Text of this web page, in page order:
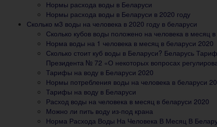
Нормы расхода воды в Беларуси
Нормы расхода воды в Беларуси в 2020 году
Сколько м3 воды на человека в 2020 году в беларуси
Сколько кубов воды положено на человека в месяц
Норма воды на 1 человека в месяц в беларуси 2020
Сколько стоит куб воды в Беларуси? Беларусь
Президента № 72 «О некоторых вопросах
Тарифы на воду в Беларуси 2020
Нормы потребления воды на человека в беларуси
Тарифы на воду в Беларуси
Расход воды на человека в месяц в беларуси 2020
Можно ли пить воду из-под крана
Норма Расхода Воды На Человека В Месяц В